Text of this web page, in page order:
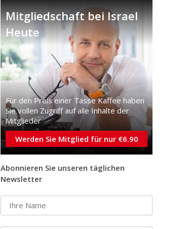
Mitgliedschaft bei Israel
Heute
Für den Preis einer Tasse Kaffee haben
Sie vollen Zugriff auf alle Inhalte der
Mitglieder
Werden Sie Mitglied für nur €6.90
Abonnieren Sie unseren täglichen
Newsletter